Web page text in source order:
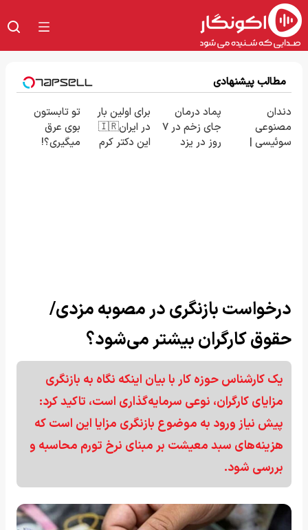
مطالب پیشنهادی
دندان
مصنوعی
سوئیسی |
پماد درمان
جای زخم در ۷
روز در یزد
برای اولین بار
در ایران🇮🇷
این دکتر کرم
تو تابستون
بوی عرق
میگیری؟!
درخواست بازنگری در مصوبه مزدی/
حقوق کارگران بیشتر می‌شود؟
یک کارشناس حوزه کار با بیان اینکه نگاه به بازنگری
مزایای کارگران، نوعی سرمایه‌گذاری است، تاکید کرد:
پیش نیاز ورود به موضوع بازنگری مزایا این است که
هزینه‌های سبد معیشت بر مبنای نرخ تورم محاسبه و
بررسی شود.